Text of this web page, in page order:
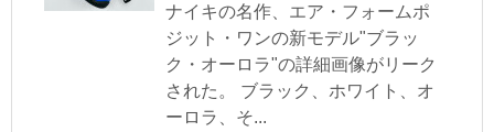
ナイキの名作、エア・フォームポ
ジット・ワンの新モデル"ブラッ
ク・オーロラ"の詳細画像がリーク
された。 ブラック、ホワイト、オ
ーロラ、そ...